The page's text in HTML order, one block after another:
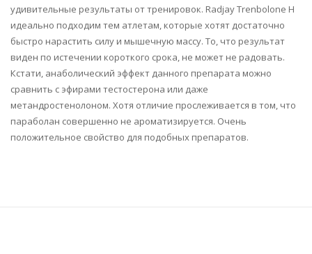
удивительные результаты от тренировок. Radjay Trenbolone H
идеально подходим тем атлетам, которые хотят достаточно
быстро нарастить силу и мышечную массу. То, что результат
виден по истечении короткого срока, не может не радовать.
Кстати, анаболический эффект данного препарата можно
сравнить с эфирами тестостерона или даже
метандростенолоном. Хотя отличие прослеживается в том, что
параболан совершенно не ароматизируется. Очень
положительное свойство для подобных препаратов.